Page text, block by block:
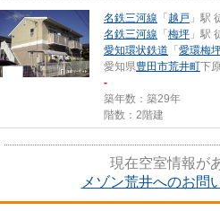
名鉄三河線 「 越戸 」駅
名鉄三河線 「 梅坪 」駅
愛知環状鉄道 「 愛環梅
愛知県豊田市荒井町下
-
築年数：築29年
階数：2階建
現在空室情報が
メゾン荒井へのお問